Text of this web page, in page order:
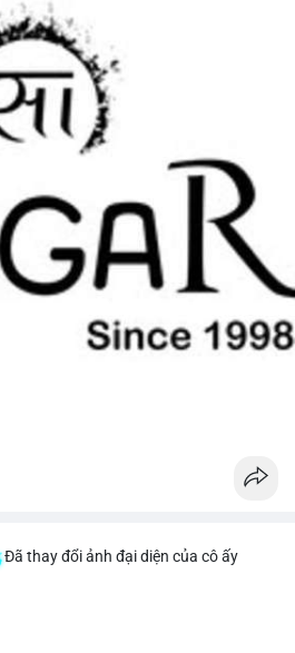
Đã thay đổi ảnh đại diện của cô ấy